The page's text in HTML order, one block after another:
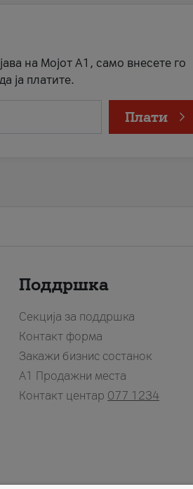
на Мојот А1, само внесете го
ја платите.
Плати
Поддршка
Секција за поддршка
Контакт форма
Закажи бизнис состанок
A1 Продажни места
Контакт центар 077 1234